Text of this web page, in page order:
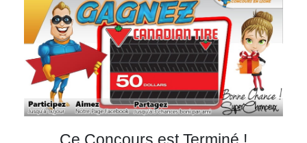
Ce Concours est Terminé !
Courriel
*
JE
M'INSCRIS!